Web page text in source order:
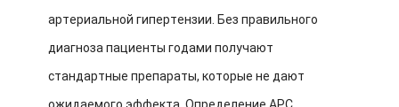
артериальной гипертензии. Без правильного
диагноза пациенты годами получают
стандартные препараты, которые не дают